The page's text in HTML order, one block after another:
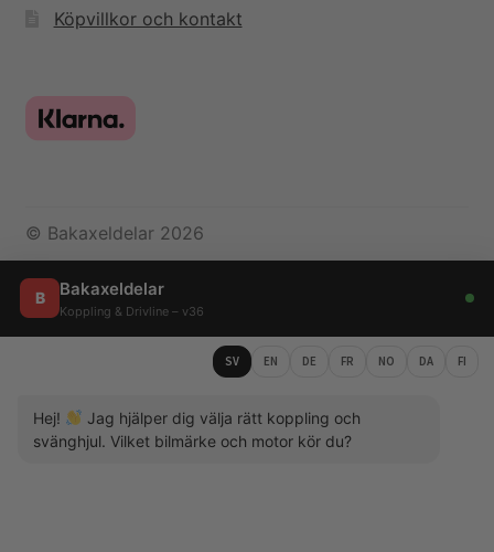
Köpvillkor och kontakt
© Bakaxeldelar 2026
B Bakaxeldelar
Koppling & Drivline – v36
SV EN DE FR NO DA FI
Hej!
Jag hjälper dig välja rätt koppling och
svänghjul. Vilket bilmärke och motor kör du?